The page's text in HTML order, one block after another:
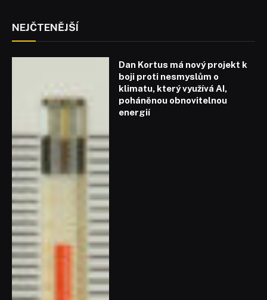
NEJČTENĚJŠÍ
Dan Kortus má nový projekt k
boji proti nesmyslům o
klimatu, který využívá AI,
poháněnou obnovitelnou
energií